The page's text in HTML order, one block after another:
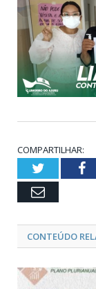
COMPARTILHAR:
Twitter
Email
CONTEÚDO